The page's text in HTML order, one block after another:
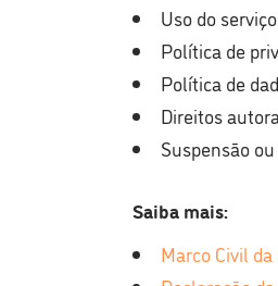
Uso do
Política de
Política de
Direitos
Suspensão
Saiba mais:
Marco Civil